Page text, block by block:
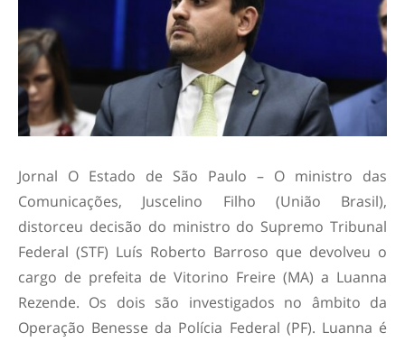
Jornal O Estado de São Paulo – O ministro das
Comunicações, Juscelino Filho (União Brasil),
distorceu decisão do ministro do Supremo Tribunal
Federal (STF) Luís Roberto Barroso que devolveu o
cargo de prefeita de Vitorino Freire (MA) a Luanna
Rezende. Os dois são investigados no âmbito da
Operação Benesse da Polícia Federal (PF). Luanna é